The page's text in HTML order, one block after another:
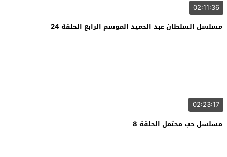
02:11:36
مسلسل السلطان عبد الحميد الموسم الرابع الحلقة 24
02:23:17
مسلسل حب محتمل الحلقة 8